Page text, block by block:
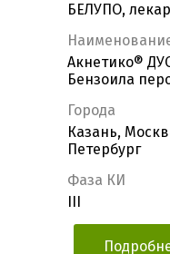
БЕЛУПО,
Акнетико®
Бензоила
Города
Казань,
Петербург
Фаза КИ